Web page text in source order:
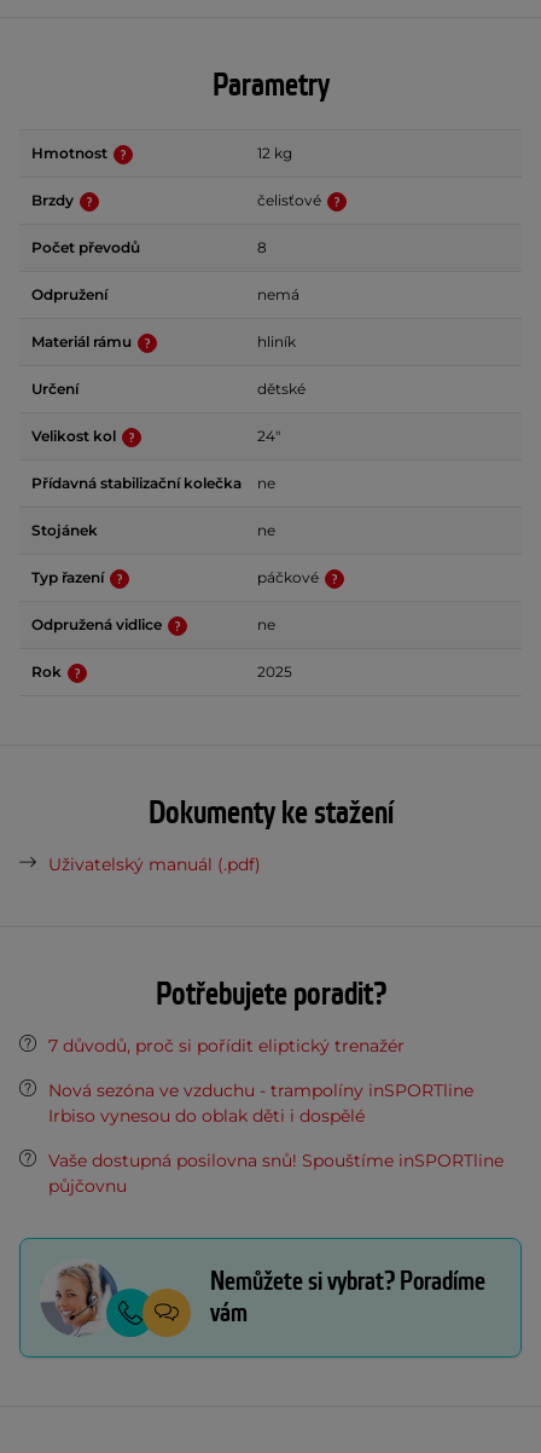
Parametry
Hmotnost 12 kg
Brzdy čelisťové
Počet převodů 8
Odpružení nemá
Materiál rámu hliník
Určení dětské
Velikost kol 24"
Přídavná stabilizační kolečka ne
Stojánek ne
Typ řazení páčkové
Odpružená vidlice ne
Rok 2025
Dokumenty ke stažení
Uživatelský manuál (.pdf)
Potřebujete poradit?
7 důvodů, proč si pořídit eliptický trenažér
Nová sezóna ve vzduchu - trampolíny inSPORTline
Irbiso vynesou do oblak děti i dospělé
Vaše dostupná posilovna snů! Spouštíme inSPORTline
půjčovnu
Nemůžete si vybrat? Poradíme
vám